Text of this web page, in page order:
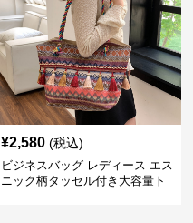
¥2,580 (税込)
ビジネスバッグ レディース エス
ニック柄タッセル付き大容量ト